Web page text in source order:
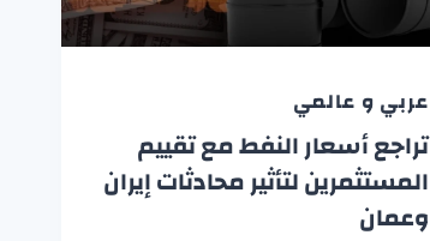
عربي و عالمي
تراجع أسعار النفط مع تقييم
المستثمرين لتأثير محادثات إيران
وعمان